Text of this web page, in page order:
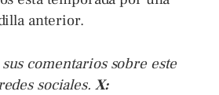
anterior.
comentarios sobre este
sociales. X: